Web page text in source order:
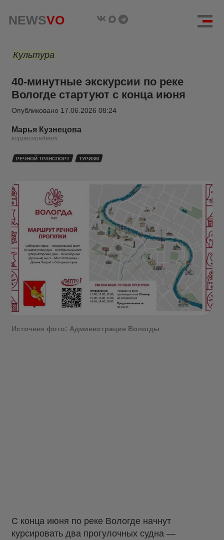
NEWSVO
Культура
40-минутные экскурсии по реке
Вологде стартуют с конца июня
Опубликовано 17.06.2026 08:24
Марья Кузнецова
корреспондент
РЕЧНОЙ ТРАНСПОРТ ТУРИЗМ
Источник фото: Администрация Вологды
С конца июня по реке Вологде начнут
курсировать два прогулочных судна —